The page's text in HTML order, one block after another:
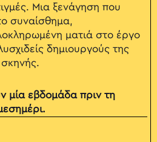
Μια ξενάγηση που
συναίσθημα,
ματιά στο έργο
δημιουργούς της
μία εβδομάδα πριν τη